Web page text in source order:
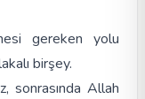
gereken yolu
birşey.
sonrasında Allah